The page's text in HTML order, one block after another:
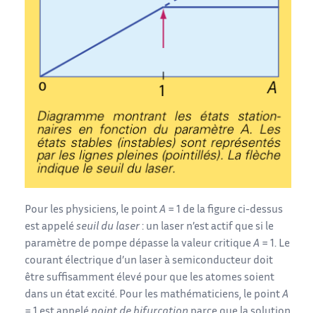
Pour les physiciens, le point A = 1 de la figure ci-dessus
est appelé seuil du laser: un laser n’est actif que si le
paramètre de pompe dépasse la valeur critique A = 1. Le
courant électrique d’un laser à semiconducteur doit
être suffisamment élevé pour que les atomes soient
dans un état excité. Pour les mathématiciens, le point A